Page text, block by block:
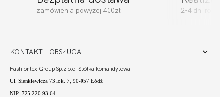
zamówienia powyżej 400zł 2-4 dni
KONTAKT I OBSŁUGA
Fashiontex Group Sp.z o.o. Spółka komandytowa
Ul. Sienkiewicza 73 lok. 7, 90-057 Łódź
NIP: 725 220 93 64